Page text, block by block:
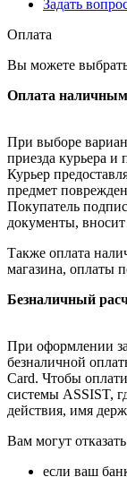
Задать
Оплата
Вы можете
Оплата
При выборе
приезда курьера и
Курьер
предмет
Покупатель
документы,
Также оплата
магазина, оплаты
Безналичный
При оформлении
безналичной
Card. Чтобы
системы ASSIST,
действия, имя
Вам могут
если ваш